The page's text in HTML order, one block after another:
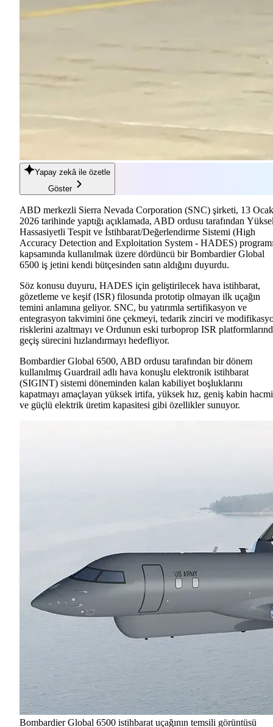
Yapay zekâ ile özetle
Göster
ABD merkezli Sierra Nevada Corporation (SNC) şirketi, 13 Ocak
2026 tarihinde yaptığı açıklamada, ABD ordusu tarafından
Hassasiyetli Tespit ve İstihbarat/Değerlendirme Sistemi (High
Accuracy Detection and Exploitation System - HADES)
kapsamında kullanılmak üzere dördüncü bir Bombardier Global
6500 iş jetini kendi bütçesinden satın aldığını duyurdu.
Söz konusu duyuru, HADES için geliştirilecek hava istihbarat,
gözetleme ve keşif (ISR) filosunda prototip olmayan ilk uçağın
temini anlamına geliyor. SNC, bu yatırımla sertifikasyon ve
entegrasyon takvimini öne çekmeyi, tedarik zinciri ve
risklerini azaltmayı ve Ordunun eski turboprop ISR
geçiş sürecini hızlandırmayı hedefliyor.
Bombardier Global 6500, ABD ordusu tarafından bir dönem
kullanılmış Guardrail adlı hava konuşlu elektronik istihbarat
(SIGINT) sistemi döneminden kalan kabiliyet boşluklarını
kapatmayı amaçlayan yüksek irtifa, yüksek hız, geniş kabin hacmi
ve güçlü elektrik üretim kapasitesi gibi özellikler sunuyor.
Bombardier Global 6500 istihbarat uçağının temsili görüntüsü